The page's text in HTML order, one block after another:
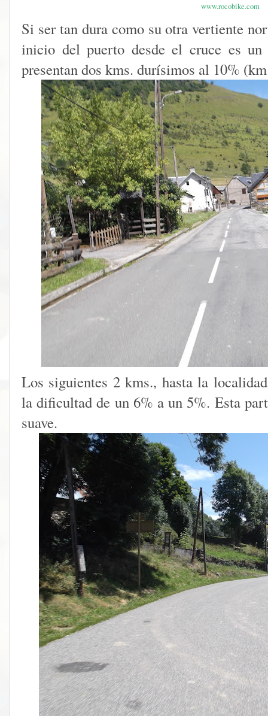
www.rocobike.com
Si ser tan dura como su otra vertiente
inicio del puerto desde el cruce es
presentan dos kms. durísimos al 10%
Los siguientes 2 kms., hasta la
la dificultad de un 6% a un 5%. Esta
suave.